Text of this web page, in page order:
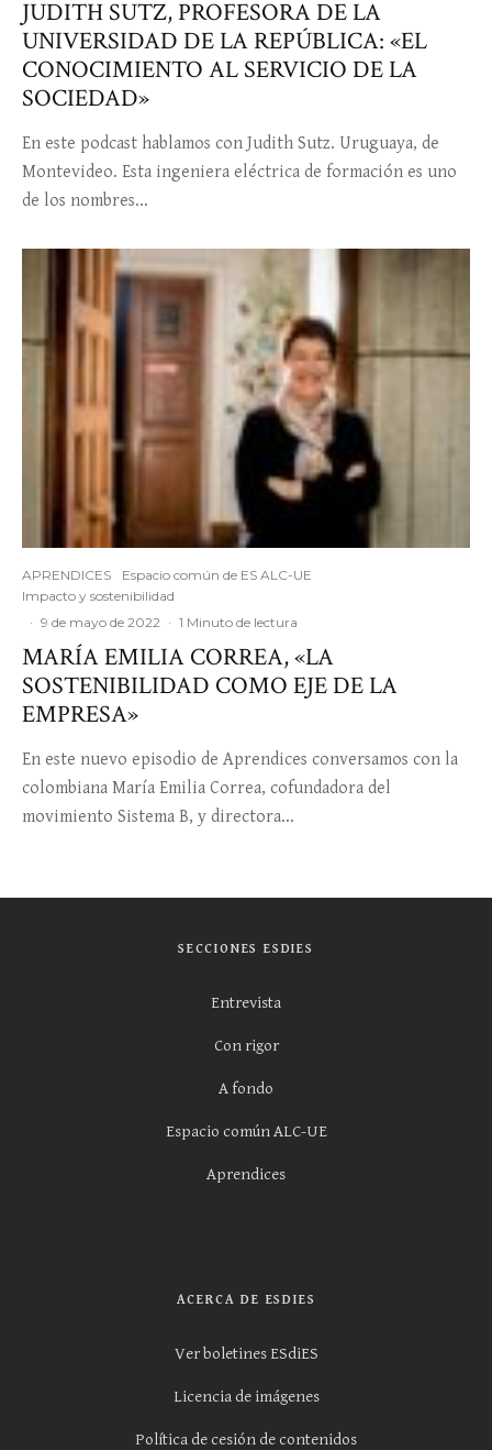
JUDITH SUTZ, PROFESORA DE LA
UNIVERSIDAD DE LA REPÚBLICA: «EL
CONOCIMIENTO AL SERVICIO DE LA
SOCIEDAD»
En este podcast hablamos con Judith Sutz. Uruguaya, de
Montevideo. Esta ingeniera eléctrica de formación es uno
de los nombres...
APRENDICES
Espacio común de ES ALC-UE
Impacto y sostenibilidad
· 9 de mayo de 2022 · 1 Minuto de lectura
MARÍA EMILIA CORREA, «LA
SOSTENIBILIDAD COMO EJE DE LA
EMPRESA»
En este nuevo episodio de Aprendices conversamos con la
colombiana María Emilia Correa, cofundadora del
movimiento Sistema B, y directora...
SECCIONES ESDIES
Entrevista
Con rigor
A fondo
Espacio común ALC-UE
Aprendices
ACERCA DE ESDIES
Ver boletines ESdiES
Licencia de imágenes
Política de cesión de contenidos